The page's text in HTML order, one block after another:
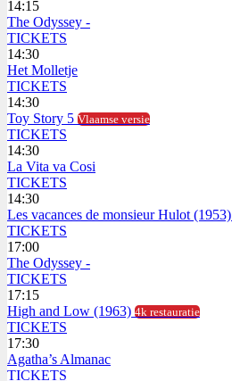
14:15
The Odyssey -
TICKETS
14:30
Het Molletje
TICKETS
14:30
Toy Story 5 Vlaamse versie
TICKETS
14:30
La Vita va Cosi
TICKETS
14:30
Les vacances de monsieur Hulot (1953)
TICKETS
17:00
The Odyssey -
TICKETS
17:15
High and Low (1963) 4k restauratie
TICKETS
17:30
Agatha’s Almanac
TICKETS